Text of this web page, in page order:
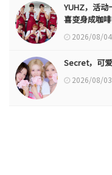
YUHZ，活
喜变身成咖
2026/08/04
Secret，可
2026/08/03